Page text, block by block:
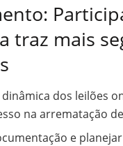
traz mais
dos leilões
na arrematação
e planejar